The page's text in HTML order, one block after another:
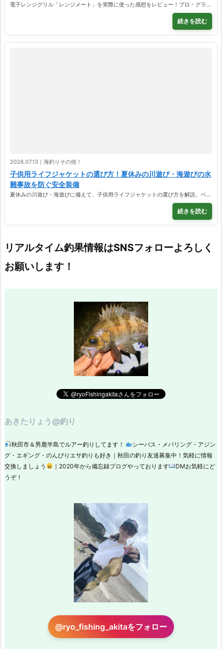
電子レンジグリル「レンジメート」を実際に使った感想をレビュー！プロ・グラ…
続きを読む
2026.07.13｜海釣りその他！
子供用ライフジャケットの選び方！夏休みの川遊び・海遊びの水
難事故を防ぐ安全装備
夏休みの川遊び・海遊びに備えて、子供用ライフジャケットの選び方を解説。ベ…
続きを読む
リアルタイム釣果情報はSNSフォローよろしく
お願いします！
あきたりょう@釣り
秋田市＆男鹿半島でルアー釣りしてます！
シーバス・メバリング・アジン
グ・エギング・のんびりエサ釣りも好き｜秋田の釣り友達募集中！気軽に情報
交換しましょう
｜2020年から備忘録ブログやっております
DMお気軽にど
うぞ！
@ryo_fishing_akitaをフォロー